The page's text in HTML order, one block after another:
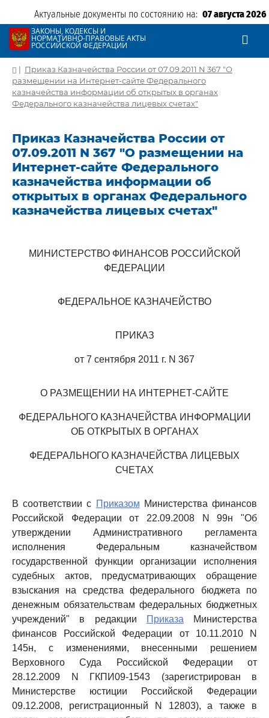
Актуальные документы по состоянию на: 07 августа 2026
ЗАКОНЫ, КОДЕКСЫ И
НОРМАТИВНО-ПРАВОВЫЕ АКТЫ
РОССИЙСКОЙ ФЕДЕРАЦИИ
| Приказ Казначейства России от 07.09.2011 N 367 "О
размещении на Интернет-сайте Федерального
казначейства информации об открытых в органах
Федерального казначейства лицевых счетах"
Приказ Казначейства России от
07.09.2011 N 367 "О размещении на
Интернет-сайте Федерального
казначейства информации об
открытых в органах Федерального
казначейства лицевых счетах"
МИНИСТЕРСТВО ФИНАНСОВ РОССИЙСКОЙ
ФЕДЕРАЦИИ
ФЕДЕРАЛЬНОЕ КАЗНАЧЕЙСТВО
ПРИКАЗ
от 7 сентября 2011 г. N 367
О РАЗМЕЩЕНИИ НА ИНТЕРНЕТ-САЙТЕ
ФЕДЕРАЛЬНОГО КАЗНАЧЕЙСТВА ИНФОРМАЦИИ
ОБ ОТКРЫТЫХ В ОРГАНАХ
ФЕДЕРАЛЬНОГО КАЗНАЧЕЙСТВА ЛИЦЕВЫХ
СЧЕТАХ
В соответствии с Приказом Министерства финансов
Российской Федерации от 22.09.2008 N 99н "Об
утверждении Административного регламента
исполнения Федеральным казначейством
государственной функции организации исполнения
судебных актов, предусматривающих обращение
взыскания на средства федерального бюджета по
денежным обязательствам федеральных бюджетных
учреждений" в редакции
Приказа Министерства
финансов Российской Федерации от 10.11.2010 N
145н, с изменениями, внесенными решением
Верховного Суда Российской Федерации от
28.12.2009 N ГКПИ09-1543 (зарегистрирован в
Министерстве юстиции Российской Федерации
09.12.2008, регистрационный N 12803), а также в